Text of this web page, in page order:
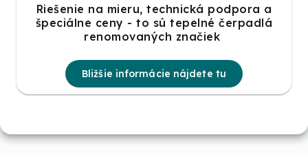
Riešenie na mieru, technická podpora a
špeciálne ceny - to sú tepelné čerpadlá
renomovaných značiek
Bližšie informácie nájdete tu